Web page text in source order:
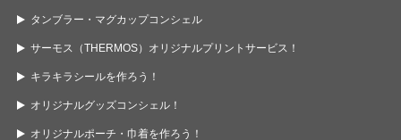
タンブラー・マグカップコンシェル
サーモス（THERMOS）オリジナルプリントサービス！
キラキラシールを作ろう！
オリジナルグッズコンシェル！
オリジナルポーチ・巾着を作ろう！